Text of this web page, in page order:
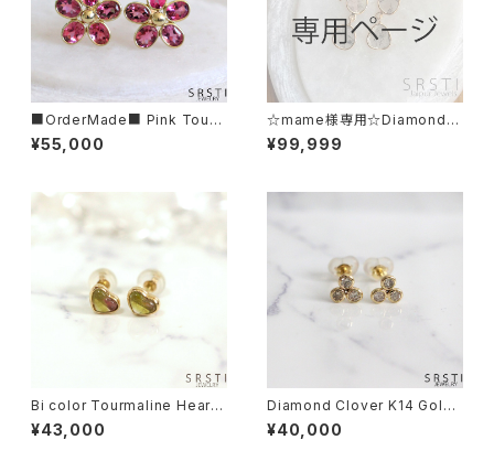
■OrderMade■ Pink Tour
malin K14/K18 Flower Earri
ng
¥55,000
☆mame様専用☆Diamond P
olki K18 Gold Earring A& K1
4 Ring
¥99,999
Bi color Tourmaline Heart-
shaped K10YG Stud Pierce
d Earring
¥43,000
Diamond Clover K14 Gold
Stud Earring
¥40,000